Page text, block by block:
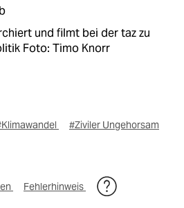
und filmt bei der taz zu
Foto: Timo Knorr
#Ziviler Ungehorsam
Fehlerhinweis